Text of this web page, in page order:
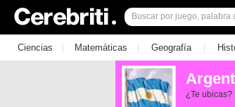
Ciencias | Matemáticas | Geografía |
¿Te ubicas?